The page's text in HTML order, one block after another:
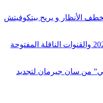
الأنظار و يريح بيتكوفيتش
من سان جيرمان لتجديد